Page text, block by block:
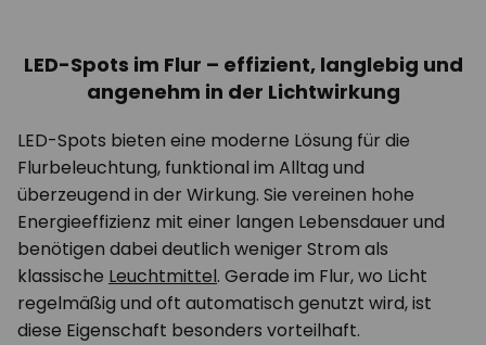
LED-Spots im Flur – effizient, langlebig und
angenehm in der Lichtwirkung
LED-Spots bieten eine moderne Lösung für die
Flurbeleuchtung, funktional im Alltag und
überzeugend in der Wirkung. Sie vereinen hohe
Energieeffizienz mit einer langen Lebensdauer und
benötigen dabei deutlich weniger Strom als
klassische Leuchtmittel. Gerade im Flur, wo Licht
regelmäßig und oft automatisch genutzt wird, ist
diese Eigenschaft besonders vorteilhaft.